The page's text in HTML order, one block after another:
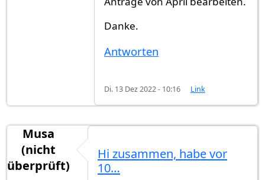
Danke.
Antworten
Di. 13 Dez 2022 - 10:16 Link
Musa
(nicht
überprüft)
Hi zusammen, habe vor
10…